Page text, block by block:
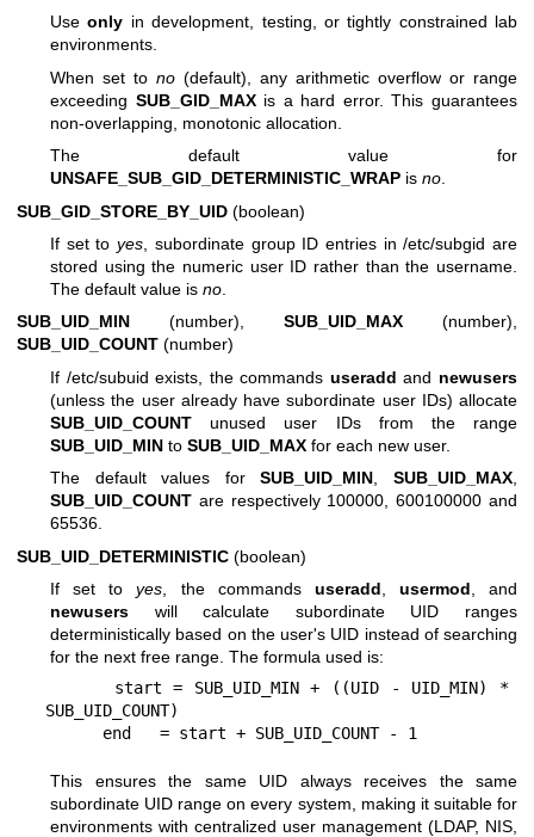
Useonly in development, testing, or tightly constrained lab
environments.
When set to no (default), any arithmetic overflow or range
exceeding SUB_GID_MAXis a hard error. This guarantees
non-overlapping, monotonic allocation.
The default value for
UNSAFE_SUB_GID_DETERMINISTIC_WRAP is no
SUB_GID_STORE_BY_UID (boolean)
If set toyes , subordinate group ID entries in /etc/subgid are
stored using the numeric user ID rather than the username.
The default value is no
SUB_UID_MIN (number), SUB_UID_MAX (number),
SUB_UID_COUNT (number)
If /etc/subuid exists, the commands useradd and newusers
(unless the user already have subordinate user IDs) allocate
SUB_UID_COUNT unused user IDs from the range
SUB_UID_MIN to SUB_UID_MAX for each new user.
The default values forSUB_UID_MIN ,SUB_UID_MAX
SUB_UID_COUNT are respectively 100000, 600100000 and
65536.
SUB_UID_DETERMINISTIC (boolean)
If set toyes , the commands useradd usermod , and
newusers will calculate subordinate UID ranges
deterministically based on the user's UID instead of searching
for the next free range. The formula used is:
SUB_UID_COUNT)
This ensures the same UID always receives the same
subordinate UID range on every system, making it suitable for
environments with centralized user management (LDAP, NIS,